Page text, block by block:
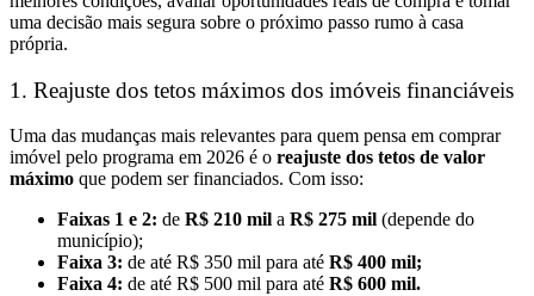
uma decisão mais segura sobre o próximo passo rumo à casa
própria.
1. Reajuste dos tetos máximos dos imóveis financiáveis
Uma das mudanças mais relevantes para quem pensa em comprar
imóvel pelo programa em 2026 é o reajuste dos tetos de valor
máximo que podem ser financiados. Com isso:
Faixas 1 e 2: de R$ 210 mil a R$ 275 mil (depende do
município);
Faixa 3: de até R$ 350 mil para até R$ 400 mil;
Faixa 4: de até R$ 500 mil para até R$ 600 mil.